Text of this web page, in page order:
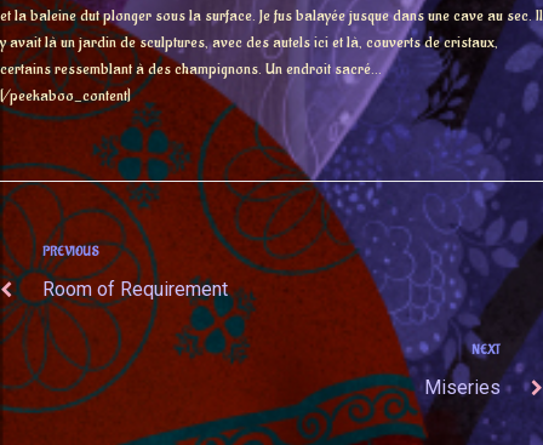
et la baleine dut plonger sous la surface. Je fus balayée jusque dans une cave au sec. Il
y avait là un jardin de sculptures, avec des autels ici et là, couverts de cristaux,
certains ressemblant à des champignons. Un endroit sacré…
[/peekaboo_content]
PREVIOUS
Room of Requirement
NEXT
Miseries